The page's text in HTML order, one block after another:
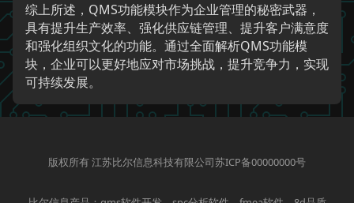
综上所述，QMS功能模块作为企业管理的秘密武器，
具有提升生产效率、强化供应链管理、提升客户满意度
和强化组织文化的功能。通过全面解析QMS功能模
块，企业可以更好地应对市场挑战，提升竞争力，实现
可持续发展。
版权所有 江苏比尔信息科技有限公司苏ICP备00000000号